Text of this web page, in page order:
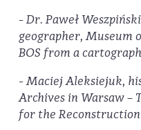
- Dr. Paweł
geographer, Museum
BOS from a
- Maciej Aleksiejuk,
Archives in Warsaw –
for the